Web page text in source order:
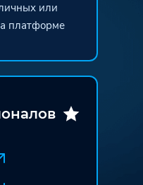
или
платформе